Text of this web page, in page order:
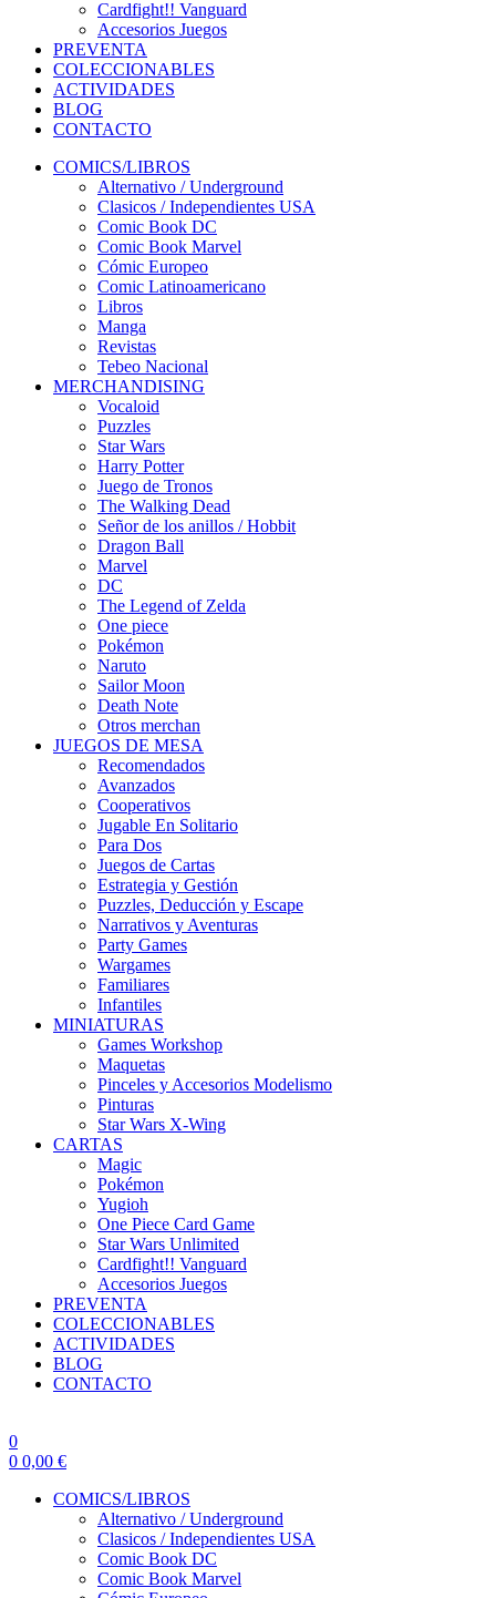
Cardfight!! Vanguard
Accesorios Juegos
PREVENTA
COLECCIONABLES
ACTIVIDADES
BLOG
CONTACTO
COMICS/LIBROS
Alternativo / Underground
Clasicos / Independientes USA
Comic Book DC
Comic Book Marvel
Cómic Europeo
Comic Latinoamericano
Libros
Manga
Revistas
Tebeo Nacional
MERCHANDISING
Vocaloid
Puzzles
Star Wars
Harry Potter
Juego de Tronos
The Walking Dead
Señor de los anillos / Hobbit
Dragon Ball
Marvel
DC
The Legend of Zelda
One piece
Pokémon
Naruto
Sailor Moon
Death Note
Otros merchan
JUEGOS DE MESA
Recomendados
Avanzados
Cooperativos
Jugable En Solitario
Para Dos
Juegos de Cartas
Estrategia y Gestión
Puzzles, Deducción y Escape
Narrativos y Aventuras
Party Games
Wargames
Familiares
Infantiles
MINIATURAS
Games Workshop
Maquetas
Pinceles y Accesorios Modelismo
Pinturas
Star Wars X-Wing
CARTAS
Magic
Pokémon
Yugioh
One Piece Card Game
Star Wars Unlimited
Cardfight!! Vanguard
Accesorios Juegos
PREVENTA
COLECCIONABLES
ACTIVIDADES
BLOG
CONTACTO
0
0 0,00 €
COMICS/LIBROS
Alternativo / Underground
Clasicos / Independientes USA
Comic Book DC
Comic Book Marvel